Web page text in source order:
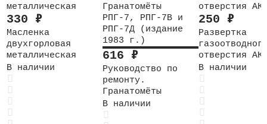
330 ₽
Масленка
двухгорловая
металлическая
В наличии
616 ₽
Руководство по
ремонту.
Гранатомёты
РПГ-7, РПГ-7В и
РПГ-7Д (издание
В наличии
250 ₽
Развертка
отверстия АК
В наличии